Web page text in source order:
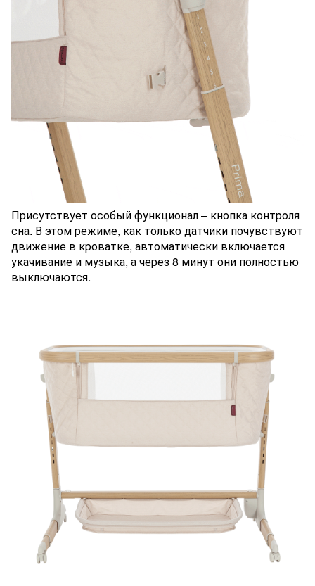
Присутствует особый функционал – кнопка контроля
сна. В этом режиме, как только датчики почувствуют
движение в кроватке, автоматически включается
укачивание и музыка, а через 8 минут они полностью
выключаются.